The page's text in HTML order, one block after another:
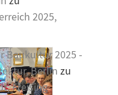
2025,
Baukultur 2025 -
Berlin zu
Freising